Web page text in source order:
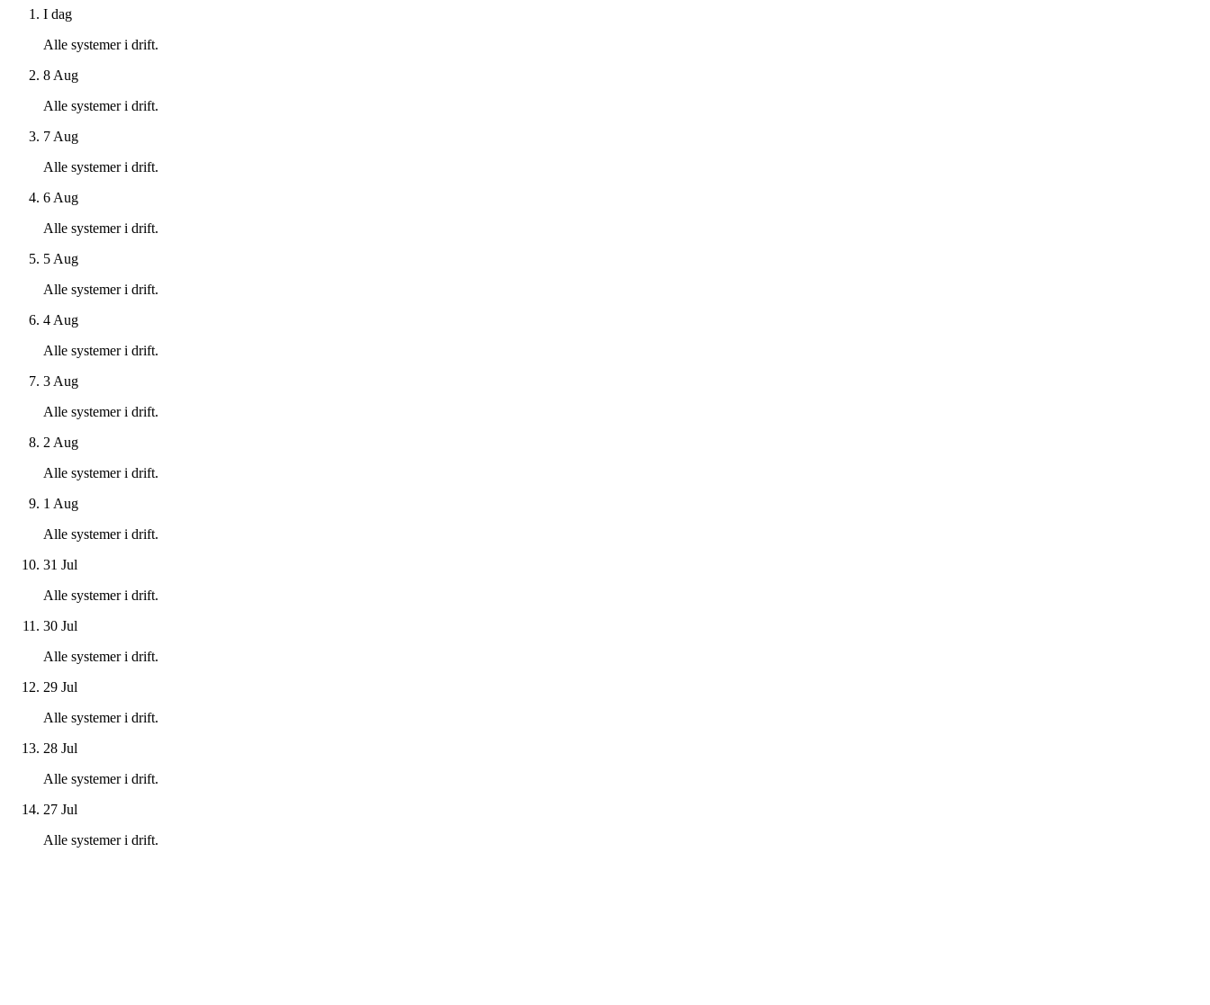
I dag
Alle systemer i drift.
8 Aug
Alle systemer i drift.
7 Aug
Alle systemer i drift.
6 Aug
Alle systemer i drift.
5 Aug
Alle systemer i drift.
4 Aug
Alle systemer i drift.
3 Aug
Alle systemer i drift.
2 Aug
Alle systemer i drift.
1 Aug
Alle systemer i drift.
31 Jul
Alle systemer i drift.
30 Jul
Alle systemer i drift.
29 Jul
Alle systemer i drift.
28 Jul
Alle systemer i drift.
27 Jul
Alle systemer i drift.